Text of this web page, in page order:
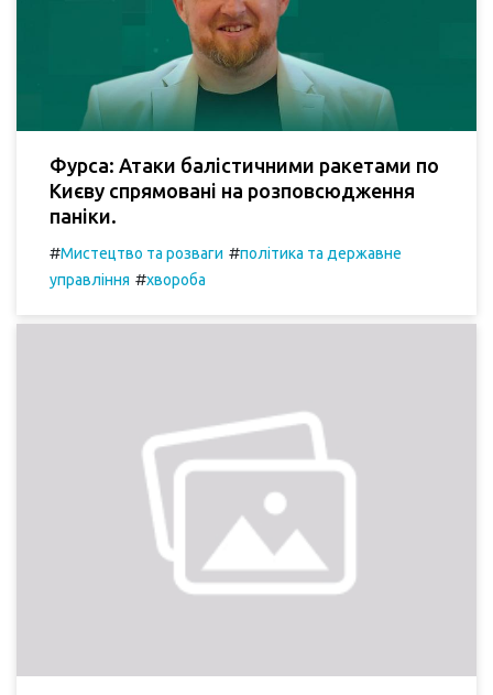
Фурса: Атаки балістичними ракетами по
Києву спрямовані на розповсюдження
паніки.
#Мистецтво та розваги #політика та державне
управління #хвороба